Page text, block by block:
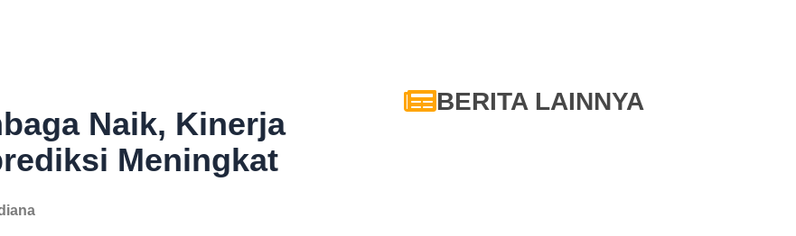
Naik, Kinerja
Meningkat
BERITA LAINNYA